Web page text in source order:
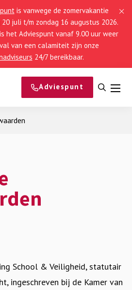
is vanwege de zomervakantie
juli t/m zondag 16 augustus 2026.
het Adviespunt vanaf 9.00 uur weer
van een calamiteit zijn onze
24/7 bereikbaar.
Adviespunt
Open
School & Veiligheid, statutair
ingeschreven bij de Kamer van